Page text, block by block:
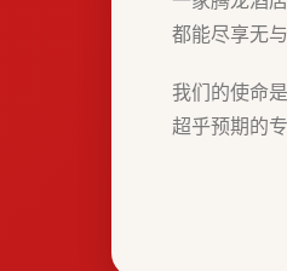
都能尽享无
我们的使命
超乎预期的